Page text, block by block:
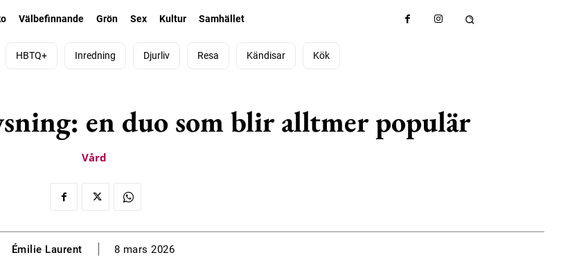
Välbefinnande Grön Sex Kultur Samhället
HBTQ+ Inredning Djurliv Resa Kändisar Kök
en duo som blir alltmer populär
Vård
Émilie Laurent 8 mars 2026